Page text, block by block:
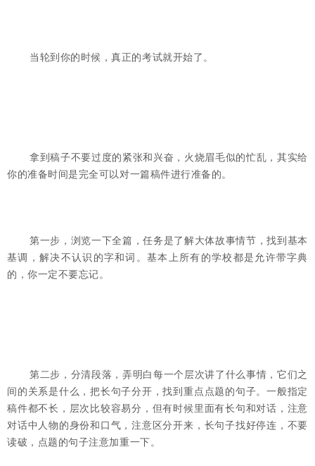
当轮到你的时候，真正的考试就开始了。
拿到稿子不要过度的紧张和兴奋，火烧眉毛似的忙乱，其实给
你的准备时间是完全可以对一篇稿件进行准备的。
第一步，浏览一下全篇，任务是了解大体故事情节，找到基本
基调，解决不认识的字和词。基本上所有的学校都是允许带字典
的，你一定不要忘记。
第二步，分清段落，弄明白每一个层次讲了什么事情，它们之
间的关系是什么，把长句子分开，找到重点点题的句子。一般指定
稿件都不长，层次比较容易分，但有时候里面有长句和对话，注意
对话中人物的身份和口气，注意区分开来，长句子找好停连，不要
读破，点题的句子注意加重一下。